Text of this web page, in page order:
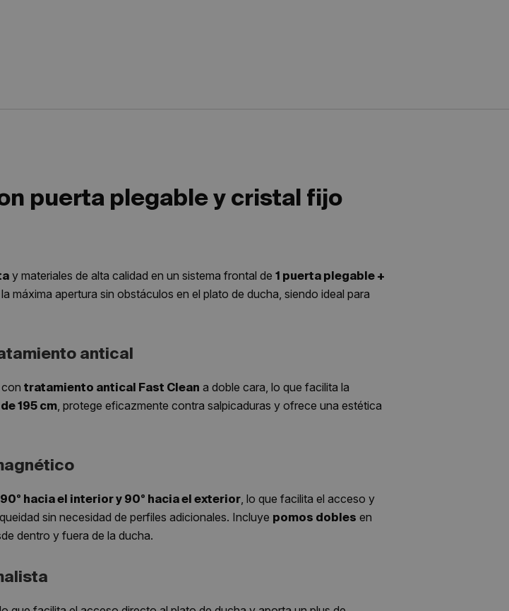
puerta plegable y cristal fijo
y materiales de alta calidad en un sistema frontal de 1 puerta plegable +
máxima apertura sin obstáculos en el plato de ducha, siendo ideal para
antical
con tratamiento antical Fast Clean a doble cara, lo que facilita la
195 cm, protege eficazmente contra salpicaduras y ofrece una estética
hacia el interior y 90º hacia el exterior, lo que facilita el acceso y
sin necesidad de perfiles adicionales. Incluye pomos dobles en
dentro y fuera de la ducha.